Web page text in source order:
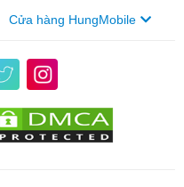
Cửa hàng HungMobile